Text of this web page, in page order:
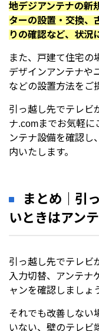
地デジアンテナの新
ターの設置・交換、
りの確認など、状況
また、戸建て住宅の
デザインアンテナや
などの設置方法をご
引っ越し先でテレビ
ナ.comまでお気軽に
ンテナ設備を確認し
内いたします。
まとめ｜引
いときはアン
引っ越し先でテレビ
入力切替、アンテナ
ャンを確認しましょ
それでも改善しない
いない、壁のテレビ